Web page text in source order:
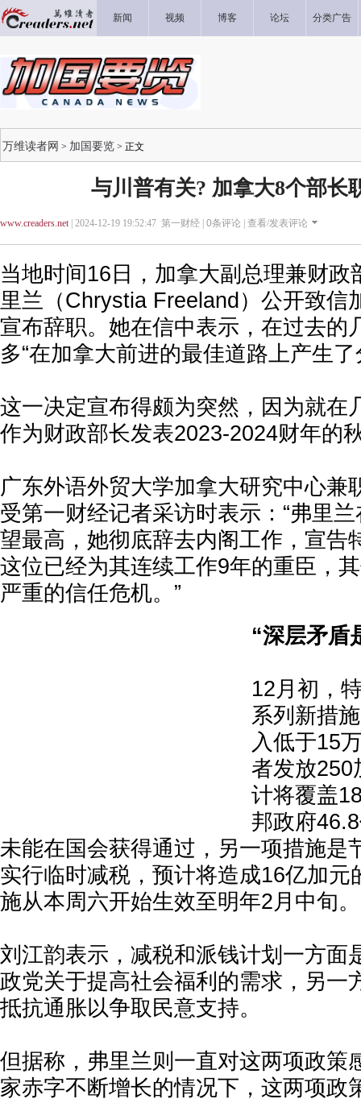
新闻 视频 博客 论坛 分类广告
万维读者网 > 加国要览 > 正文
与川普有关? 加拿大8个部长
www.creaders.net| 2024-12-19 19:52:47 第一财经 | 0条评论 | 查看/发表评论
当地时间16日，加拿大副总理兼财政
里兰（Chrystia Freeland）公开致信
宣布辞职。她在信中表示，在过去的
多“在加拿大前进的最佳道路上产生了
这一决定宣布得颇为突然，因为就在
作为财政部长发表2023-2024财年的
广东外语外贸大学加拿大研究中心兼
受第一财经记者采访时表示：“弗里
望最高，她彻底辞去内阁工作，宣告
这位已经为其连续工作9年的重臣，
严重的信任危机。”
“深层矛盾
12月初，
系列新措
入低于15
者发放250
计将覆盖
邦政府
未能在国会获得通过，另一项措施是
实行临时减税，预计将造成16亿加元
施从本周六开始生效至明年2月中旬。
刘江韵表示，减税和派钱计划一方面
政党关于提高社会福利的需求，另一
抵抗通胀以争取民意支持。
但据称，弗里兰则一直对这两项政策
家赤字不断增长的情况下，这两项政